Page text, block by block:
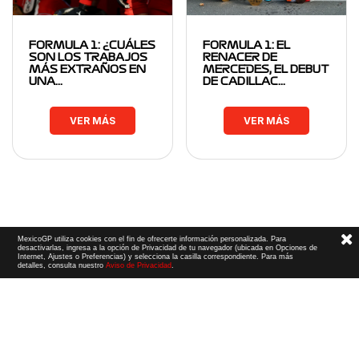
FORMULA 1: ¿CUÁLES
SON LOS TRABAJOS
MÁS EXTRAÑOS EN
UNA…
VER MÁS
FORMULA 1: EL
RENACER DE
MERCEDES, EL DEBUT
DE CADILLAC…
VER MÁS
MexicoGP utiliza cookies con el fin de ofrecerte información personalizada. Para
desactivarlas, ingresa a la opción de Privacidad de tu navegador (ubicada en Opciones de
Internet, Ajustes o Preferencias) y selecciona la casilla correspondiente. Para más
detalles, consulta nuestroAviso de Privacidad.